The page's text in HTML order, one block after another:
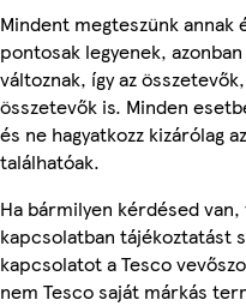
Mindent megteszünk
pontosak legyenek,
változnak, így az
összetevők is. Minden
és ne hagyatkozz kizárólag
találhatóak.
Ha bármilyen kérdésed
kapcsolatban tájékoztatást
kapcsolatot a Tesco
nem Tesco saját márkás